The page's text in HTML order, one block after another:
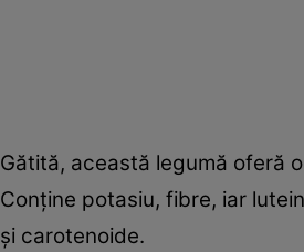
Gătită, această legumă oferă
Conţine potasiu, fibre, iar
şi carotenoide.